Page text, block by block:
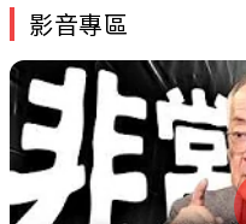
影音專區